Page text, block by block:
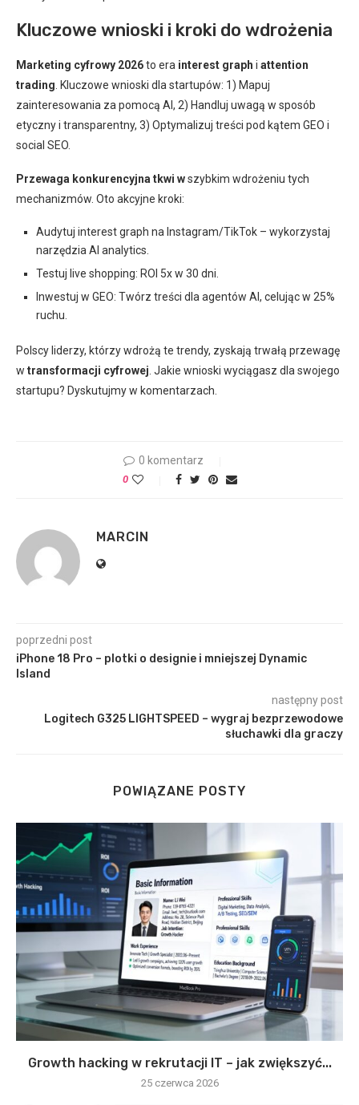
Kluczowe wnioski i kroki do wdrożenia
Marketing cyfrowy 2026to era interest graph i attention
trading . Kluczowe wnioski dla startupów: 1) Mapuj
zainteresowania za pomocą AI, 2) Handluj uwagą w sposób
etyczny i transparentny, 3) Optymalizuj treści pod kątem GEO i
social SEO.
Przewaga konkurencyjna tkwi wszybkim wdrożeniu tych
mechanizmów. Oto akcyjne kroki:
Audytuj interest graph na Instagram/TikTok – wykorzystaj
narzędzia AI analytics.
Testuj live shopping: ROI 5x w 30 dni.
Inwestuj w GEO: Twórz treści dla agentów AI, celując w 25%
ruchu.
Polscy liderzy, którzy wdrożą te trendy, zyskają trwałą przewagę
w transformacji cyfrowej . Jakie wnioski wyciągasz dla swojego
startupu? Dyskutujmy w komentarzach.
0 komentarz
0
MARCIN
poprzedni post
iPhone 18 Pro – plotki o designie i mniejszej Dynamic
Island
następny post
Logitech G325 LIGHTSPEED – wygraj bezprzewodowe
słuchawki dla graczy
POWIĄZANE POSTY
Growth hacking w rekrutacji IT – jak zwiększyć...
25 czerwca 2026